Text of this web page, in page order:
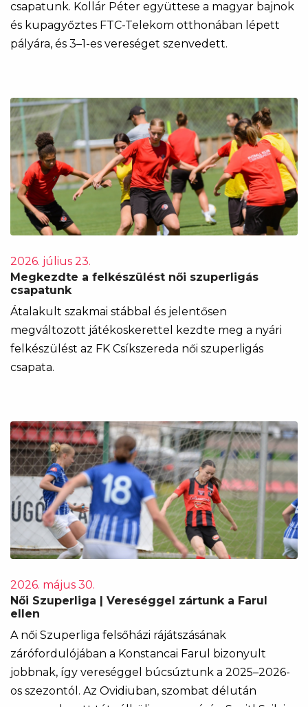
csapatunk. Kollár Péter együttese a magyar bajnok
és kupagyőztes FTC-Telekom otthonában lépett
pályára, és 3–1-es vereséget szenvedett.
2026. július 23.
Megkezdte a felkészülést női szuperligás
csapatunk
Átalakult szakmai stábbal és jelentősen
megváltozott játékoskerettel kezdte meg a nyári
felkészülést az FK Csíkszereda női szuperligás
csapata.
2026. május 30.
Női Szuperliga | Vereséggel zártunk a Farul
ellen
A női Szuperliga felsőházi rájátszásának
zárófordulójában a Konstancai Farul bizonyult
jobbnak, így vereséggel búcsúztunk a 2025–2026-
os szezontól. Az Ovidiuban, szombat délután